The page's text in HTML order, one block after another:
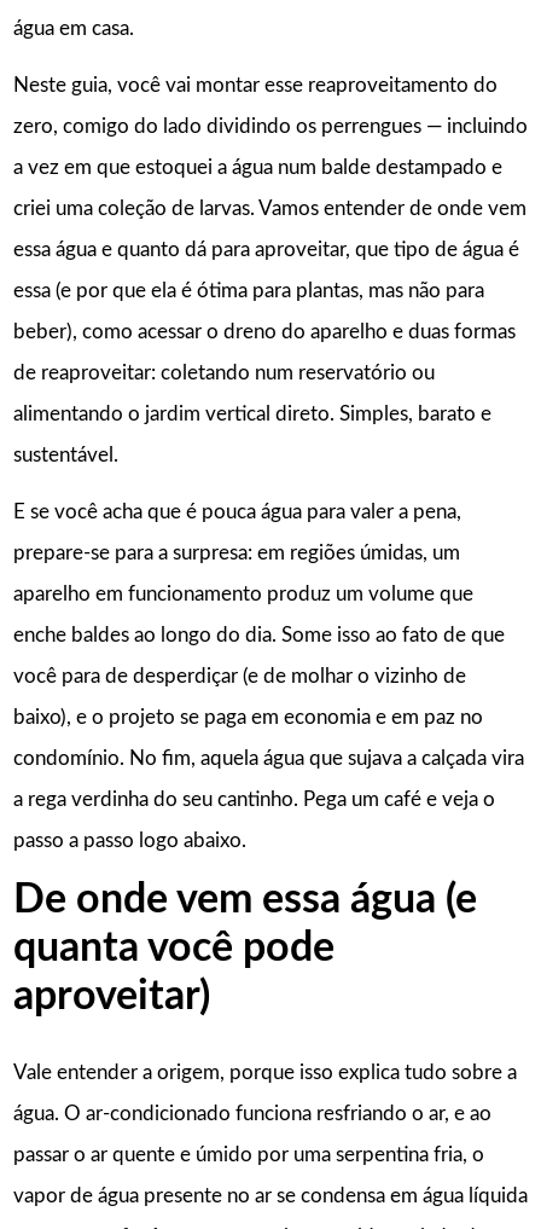
água em casa.
Neste guia, você vai montar esse reaproveitamento do
zero, comigo do lado dividindo os perrengues — incluindo
a vez em que estoquei a água num balde destampado e
criei uma coleção de larvas. Vamos entender de onde vem
essa água e quanto dá para aproveitar, que tipo de água é
essa (e por que ela é ótima para plantas, mas não para
beber), como acessar o dreno do aparelho e duas formas
de reaproveitar: coletando num reservatório ou
alimentando o jardim vertical direto. Simples, barato e
sustentável.
E se você acha que é pouca água para valer a pena,
prepare-se para a surpresa: em regiões úmidas, um
aparelho em funcionamento produz um volume que
enche baldes ao longo do dia. Some isso ao fato de que
você para de desperdiçar (e de molhar o vizinho de
baixo), e o projeto se paga em economia e em paz no
condomínio. No fim, aquela água que sujava a calçada vira
a rega verdinha do seu cantinho. Pega um café e veja o
passo a passo logo abaixo.
De onde vem essa água (e
quanta você pode
aproveitar)
Vale entender a origem, porque isso explica tudo sobre a
água. O ar-condicionado funciona resfriando o ar, e ao
passar o ar quente e úmido por uma serpentina fria, o
vapor de água presente no ar se condensa em água líquida